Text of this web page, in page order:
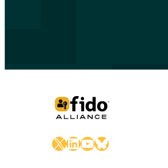
X LinkedIn
YouTube
Bluesky